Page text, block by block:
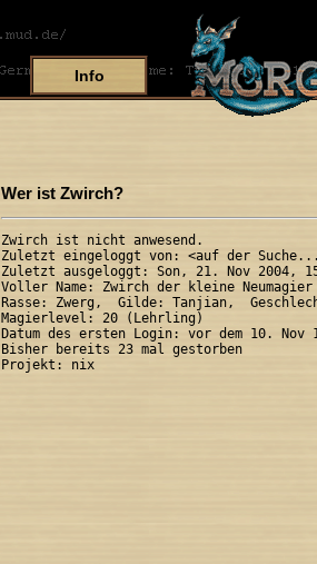
Info
Wer ist Zwirch?
Zwirch ist nicht anwesend.
Zuletzt eingeloggt von: <auf der
Zuletzt ausgeloggt: Son, 21. Nov 2004,
Voller Name: Zwirch der kleine Neumagier
Rasse: Zwerg,  Gilde: Tanjian,
Magierlevel: 20 (Lehrling)
Datum des ersten Login: vor dem 10. Nov
Bisher bereits 23 mal gestorben